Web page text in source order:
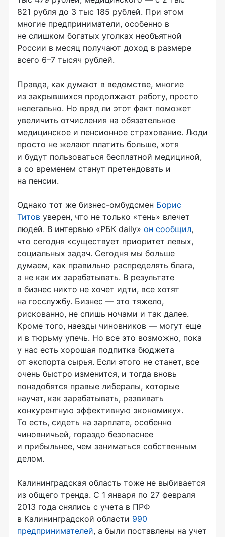
821 рубля до 3 тыс 185 рублей. При этом
многие предприниматели, особенно в
не слишком богатых уголках необъятной
России в месяц получают доход в размере
всего 6–7 тысяч рублей.
Правда, как думают в ведомстве, многие
из закрывшихся продолжают работу, просто
нелегально. Но вряд ли этот факт поможет
увеличить отчисления на обязательное
медицинское и пенсионное страхование. Люди
просто не желают платить больше, хотя
и будут пользоваться бесплатной медициной,
а со временем станут претендовать и
на пенсии.
Однако тот же бизнес-омбудсмен Борис
Титов уверен, что не только «тень» влечет
людей. В интервью «РБК daily» он сообщил,
что сегодня «существует приоритет левых,
социальных задач. Сегодня мы больше
думаем, как правильно распределять блага,
а не как их зарабатывать. В результате
в бизнес никто не хочет идти, все хотят
на госслужбу. Бизнес — это тяжело,
рискованно, не спишь ночами и так далее.
Кроме того, наезды чиновников — могут еще
и в тюрьму упечь. Но все это возможно, пока
у нас есть хорошая подпитка бюджета
от экспорта сырья. Если этого не станет, все
очень быстро изменится, и тогда вновь
понадобятся правые либералы, которые
научат, как зарабатывать, развивать
конкурентную эффективную экономику».
То есть, сидеть на зарплате, особенно
чиновничьей, гораздо безопаснее
и прибыльнее, чем заниматься собственным
делом.
Калининградская область тоже не выбивается
из общего тренда. С 1 января по 27 февраля
2013 года снялись с учета в ПРФ
в Калининградской области 990
предпринимателей, а были поставлены на учет